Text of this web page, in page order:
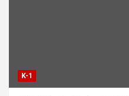
K-1